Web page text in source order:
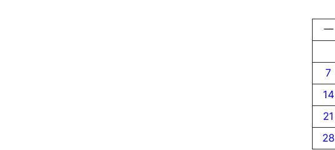
一
7
14
21
28